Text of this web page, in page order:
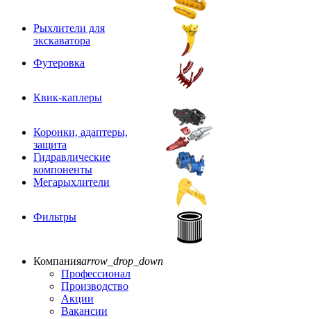
Рыхлители для
экскаватора
Футеровка
Квик-каплеры
Коронки, адаптеры,
защита
Гидравлические
компоненты
Мегарыхлители
Фильтры
Компанияarrow_drop_down
Профессионал
Производство
Акции
Вакансии